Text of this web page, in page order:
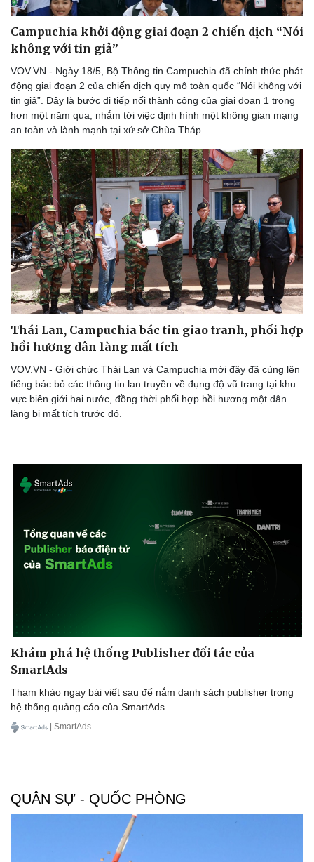
Hậu trường
Campuchia khởi động giai đoạn 2 chiến dịch “Nói
không với tin giả”
VOV.VN - Ngày 18/5, Bộ Thông tin Campuchia đã chính thức phát
động giai đoạn 2 của chiến dịch quy mô toàn quốc “Nói không với
tin giả”. Đây là bước đi tiếp nối thành công của giai đoạn 1 trong
hơn một năm qua, nhắm tới việc định hình một không gian mạng
an toàn và lành mạnh tại xứ sở Chùa Tháp.
Thái Lan, Campuchia bác tin giao tranh, phối hợp
hồi hương dân làng mất tích
VOV.VN - Giới chức Thái Lan và Campuchia mới đây đã cùng lên
tiếng bác bỏ các thông tin lan truyền về đụng độ vũ trang tại khu
vực biên giới hai nước, đồng thời phối hợp hồi hương một dân
làng bị mất tích trước đó.
Khám phá hệ thống Publisher đối tác của
SmartAds
Tham khảo ngay bài viết sau để nắm danh sách publisher trong
hệ thống quảng cáo của SmartAds.
| SmartAds
QUÂN SỰ - QUỐC PHÒNG